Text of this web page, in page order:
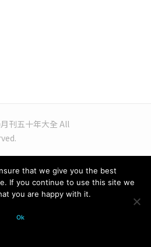
刊五十年大全 All
that we give you the best
If you continue to use this site we
you are happy with it.
Ok